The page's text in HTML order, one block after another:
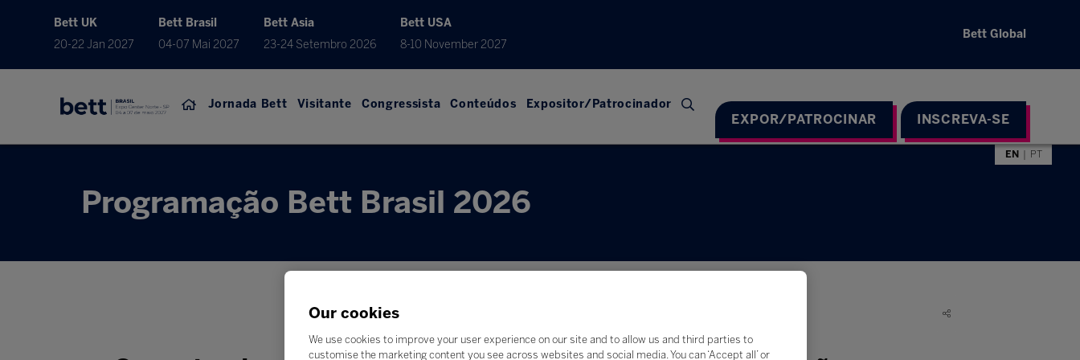
Bett UK
20-22 Jan 2027
Bett Brasil
04-07 Mai 2027
Bett Asia
23-24 Setembro 2026
Bett USA
8-10 November 2027
Bett Global
Jornada Bett Visitante Congressista Conteúdos Expositor/Patrocinador
EXPOR/PATROCINAR INSCREVA-SE
EN PT
Programação Bett Brasil 2026
Our cookies
We use cookies to improve your user experience on our site and to allow us and third parties to
customise the marketing content you see across websites and social media. You can ‘Accept all’ or